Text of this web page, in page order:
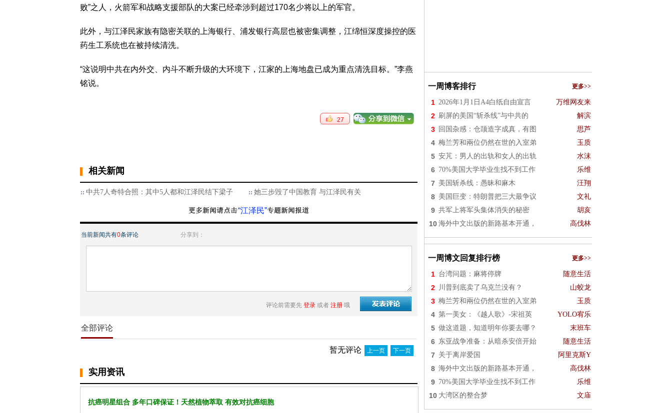
败”之人，火箭军和战略支援部队的大案已经牵涉到超过170名少将以上的军官。
此外，与江泽民家族有隐密关联的上海银行、浦发银行高层也被密集调整，江绵恒深度操控的医
药生工系统也在被持续清洗。
“这说明中共在内外交、内斗不断升级的大环境下，江家的上海地盘已成为重点清洗目标。”李燕
铭说。
27
相关新闻
中共7人奇特合照：其中5人都和江泽民结下梁子 她三步毁了中国教育 与江泽民有关
“江泽民”
当前新闻共有0条评论 分享到：
评论前需要先 登录 或者 注册 哦
全部评论
暂无评论 上一页 下一页
实用资讯
抗癌明星组合 多年口碑保证！天然植物萃取 有效对抗癌细胞
一周博客排行 更多>>
1 2026年1月1日A4白纸自由宣言 万维网友来
2 刷屏的美国“斩杀线”与中共的 解滨
3 回国杂感：仓颉造字成真，有图 思芦
4 梅兰芳和兩位仍然在世的入室弟 玉质
5 安芃：男人的出轨和女人的出轨 水沫
6 70%美国大学毕业生找不到工作 乐维
7 美国斩杀线：愚昧和麻木 汪翔
8 美国巨变：特朗普把三大最争议 文礼
9 共军上将军头集体消失的秘密 胡亥
10 海外中文出版的新路基本开通， 高伐林
一周博文回复排行榜 更多>>
1 台湾问题：麻将停牌 随意生活
2 川普到底卖了乌克兰没有？ 山蛟龙
3 梅兰芳和兩位仍然在世的入室弟 玉质
4 第一美女：《越人歌》-宋祖英 YOLO宥乐
5 做这道题，知道明年你要去哪？ 末班车
6 东亚战争准备：从暗杀安倍开始 随意生活
7 关于离岸爱国 阿里克斯Y
8 海外中文出版的新路基本开通， 高伐林
9 70%美国大学毕业生找不到工作 乐维
10 大湾区的整合梦 文庙